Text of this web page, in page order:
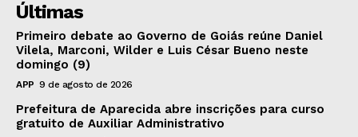
Últimas
Primeiro debate ao Governo de Goiás reúne Daniel
Vilela, Marconi, Wilder e Luis César Bueno neste
domingo (9)
APP 9 de agosto de 2026
Prefeitura de Aparecida abre inscrições para curso
gratuito de Auxiliar Administrativo